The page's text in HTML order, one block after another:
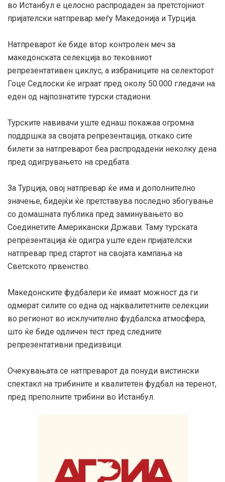
во Истанбул е целосно распродаден за претстојниот
пријателски натпревар меѓу Македонија и Турција.
Натпреварот ќе биде втор контролен меч за
македонската селекција во тековниот
репрезентативен циклус, а избраниците на селекторот
Гоце Седлоски ќе играат пред околу 50.000 гледачи на
еден од најпознатите турски стадиони.
Турските навивачи уште еднаш покажаа огромна
поддршка за својата репрезентација, откако сите
билети за натпреварот беа распродадени неколку дена
пред одигрувањето на средбата.
За Турција, овој натпревар ќе има и дополнително
значење, бидејќи ќе претставува последно збогување
со домашната публика пред заминувањето во
Соединетите Американски Држави. Таму турската
репрезентација ќе одигра уште еден пријателски
натпревар пред стартот на својата кампања на
Светското првенство.
Македонските фудбалери ќе имаат можност да ги
одмерат силите со една од најквалитетните селекции
во регионот во исклучително фудбалска атмосфера,
што ќе биде одличен тест пред следните
репрезентативни предизвици.
Очекувањата се натпреварот да понуди вистински
спектакл на трибините и квалитетен фудбал на теренот,
пред преполните трибини во Истанбул.